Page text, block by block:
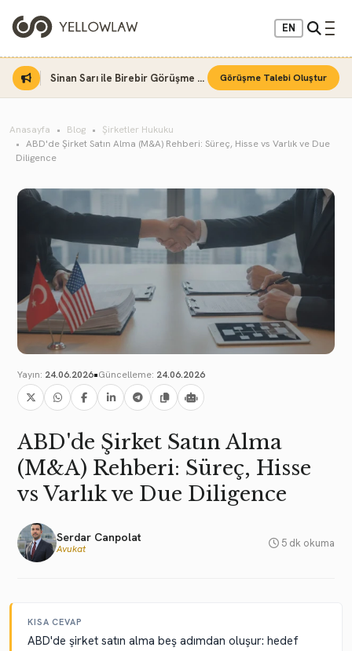
EN
Sinan Sarı ile Birebir Görüşme Fırsatı Görüşme Talebi Oluştur
Anasayfa Blog
Şirketler Hukuku
ABD'de Şirket Satın Alma (M&A) Rehberi: Süreç, Hisse vs Varlık ve Due
Diligence
Yayın: 24.06.2026•Güncelleme: 24.06.2026
ABD'de Şirket Satın Alma
(M&A) Rehberi: Süreç, Hisse
vs Varlık ve Due Diligence
Serdar Canpolat
Avukat 5 dk okuma
KISA CEVAP
ABD'de şirket satın alma beş adımdan oluşur: hedef